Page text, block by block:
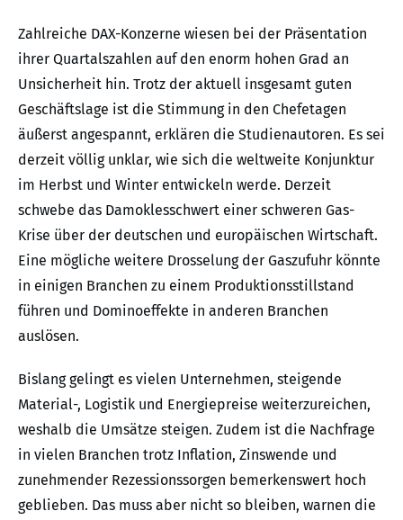
Zahlreiche DAX-Konzerne wiesen bei der Präsentation
ihrer Quartalszahlen auf den enorm hohen Grad an
Unsicherheit hin. Trotz der aktuell insgesamt guten
Geschäftslage ist die Stimmung in den Chefetagen
äußerst angespannt, erklären die Studienautoren. Es sei
derzeit völlig unklar, wie sich die weltweite Konjunktur
im Herbst und Winter entwickeln werde. Derzeit
schwebe das Damoklesschwert einer schweren Gas-
Krise über der deutschen und europäischen Wirtschaft.
Eine mögliche weitere Drosselung der Gaszufuhr könnte
in einigen Branchen zu einem Produktionsstillstand
führen und Dominoeffekte in anderen Branchen
auslösen.
Bislang gelingt es vielen Unternehmen, steigende
Material-, Logistik und Energiepreise weiterzureichen,
weshalb die Umsätze steigen. Zudem ist die Nachfrage
in vielen Branchen trotz Inflation, Zinswende und
zunehmender Rezessionssorgen bemerkenswert hoch
geblieben. Das muss aber nicht so bleiben, warnen die